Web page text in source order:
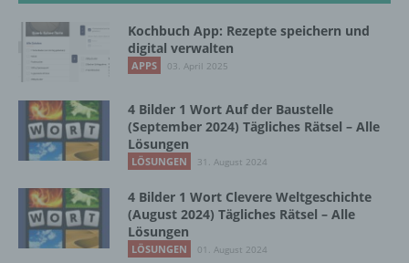
Kochbuch App: Rezepte speichern und
digital verwalten
APPS 03. April 2025
4 Bilder 1 Wort Auf der Baustelle
(September 2024) Tägliches Rätsel – Alle
Lösungen
LÖSUNGEN 31. August 2024
4 Bilder 1 Wort Clevere Weltgeschichte
(August 2024) Tägliches Rätsel – Alle
Lösungen
LÖSUNGEN 01. August 2024
Verantwortlicher oder für die Verarbeitung
Verantwortlicher ist die natürliche oder
juristische Person, Behörde, Einrichtung
gemeinsam mit anderen über die Zwecke
und Mittel der Verarbeitung von
personenbezogenen Daten entscheidet.
Sind die Zwecke und Mittel dieser
das Recht der Mitgliedstaaten vorgegeben,
so kann der Verantwortliche
beziehungsweise können die bestimmten
Kriterien seiner Benennung nach dem